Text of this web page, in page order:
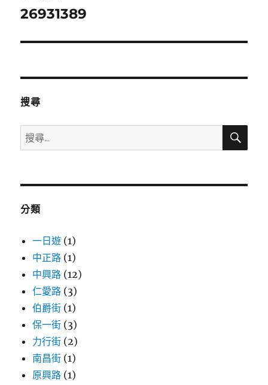
章:
下
篇
章:
26931389
搜尋
搜
尋
鍵
搜
分類
一日遊 (1)
中正路 (1)
中興路 (12)
仁愛路 (3)
伯爵街 (1)
保一街 (3)
力行街 (2)
南昌街 (1)
原興路 (1)